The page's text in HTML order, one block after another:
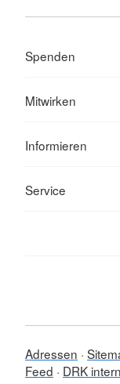
Spenden
Mitwirken
Informieren
Service
Adressen
Feed
DRK intern